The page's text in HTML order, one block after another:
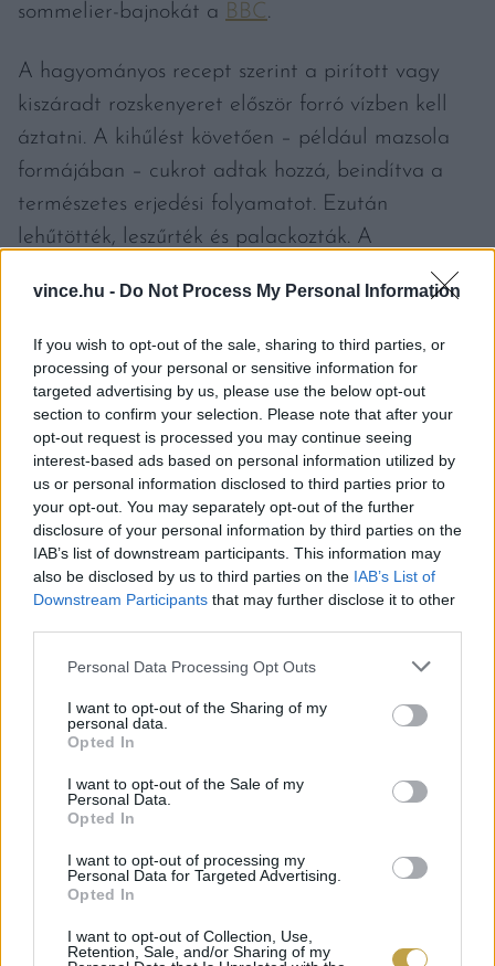
vince.hu - Do Not Process My Personal Information
If you wish to opt-out of the sale, sharing to third parties, or
processing of your personal or sensitive information for
targeted advertising by us, please use the below opt-out
section to confirm your selection. Please note that after your
opt-out request is processed you may continue seeing
interest-based ads based on personal information utilized by
us or personal information disclosed to third parties prior to
your opt-out. You may separately opt-out of the further
disclosure of your personal information by third parties on the
IAB’s list of downstream participants. This information may
also be disclosed by us to third parties on the IAB’s List of
Downstream Participants that may further disclose it to other
Please note that this website/app uses one or more Google
not limited to your visit or usage behaviour. You may click to
grant or deny consent to Google and its third-party tags to
use your data for below specified purposes in below Google
consent section.
Personal Data Processing Opt Outs
I want to opt-out of the Sharing of my
personal data.
Opted In
I want to opt-out of the Sale of my
Personal Data.
Opted In
I want to opt-out of processing my
Personal Data for Targeted Advertising.
Opted In
I want to opt-out of Collection, Use,
Retention, Sale, and/or Sharing of my
sommelier-bajnokát a BBC.
A hagyományos recept szerint a pirított vagy
kiszáradt rozskenyeret először forró vízben kell
áztatni. A kihűlést követően – például mazsola
formájában – cukrot adtak hozzá, beindítva a
természetes erjedési folyamatot. Ezután
lehűtötték, leszűrték és palackozták. A
végeredmény egy savanykás, enyhén pezsgő ital,
aminek az alkoholtartalma 1 százalék körül
alakul – akárcsak a kombuchának. A 20.
századtól, a cukor elterjedésével, a savanykás ízt
rendszeresen ellensúlyozták. Részben ez okozta a
„vesztét”: a kóla megjelenésével mind több cukrot
raktak bele, ezzel viszont elvesztette saját
karakterét.
A gira gyakran került a karácsonyi és a húsvéti
asztalokra is, ám mivel tele van immunerősítő
probiotikumokkal is, mézzel, gyógynövénnyel,
gyömbérrel keverve megfázásnál is gyakran
maguknak „csak úgy”. A kombucha sikerén
kínálatába.